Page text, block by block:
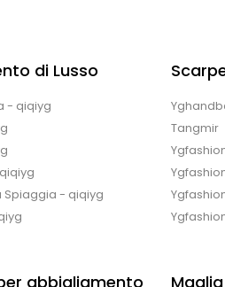
di Lusso
- qiqiyg
Spiaggia - qiqiyg
abbigliamento
Tangmir